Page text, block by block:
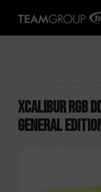
XCALIBUR RGB
General